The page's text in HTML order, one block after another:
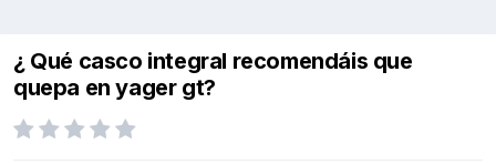
¿ Qué casco integral recomendáis que
quepa en yager gt?